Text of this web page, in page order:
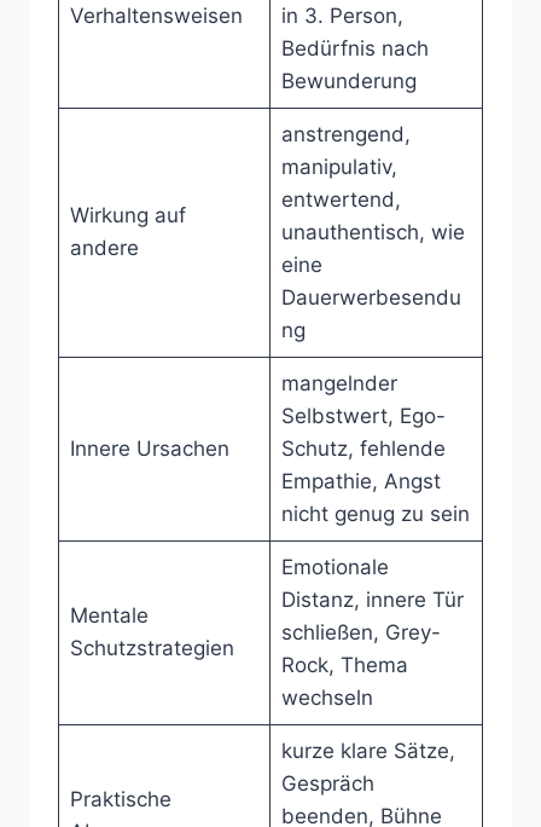
Verhaltensweisen
in 3. Person,
Bedürfnis nach
Bewunderung
Wirkung auf
andere
anstrengend,
manipulativ,
entwertend,
unauthentisch, wie
eine
Dauerwerbesendu
ng
Innere Ursachen
mangelnder
Selbstwert, Ego-
Schutz, fehlende
Empathie, Angst
nicht genug zu sein
Mentale
Schutzstrategien
Emotionale
Distanz, innere Tür
schließen, Grey-
Rock, Thema
wechseln
Praktische
kurze klare Sätze,
Gespräch
beenden, Bühne